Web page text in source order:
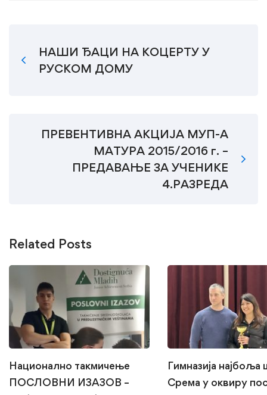
НАШИ ЂАЦИ НА КОЦЕРТУ У
РУСКОМ ДОМУ
ПРЕВЕНТИВНА АКЦИЈА МУП-А
МАТУРА 2015/2016 г. –
ПРЕДАВАЊЕ ЗА УЧЕНИКЕ
4.РАЗРЕДА
Related Posts
Национално такмичење
ПОСЛОВНИ ИЗАЗОВ –
Гимназија најбоља
Срема у оквиру